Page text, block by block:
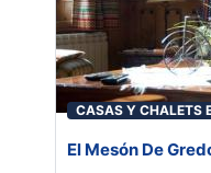
CASAS Y CHALETS
El Mesón De